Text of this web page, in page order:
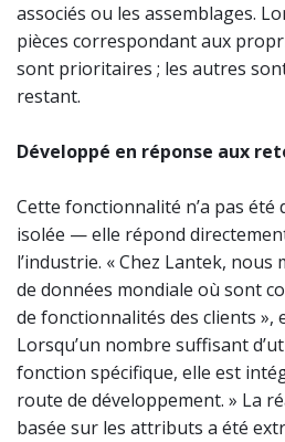
associés ou les assemblages.
pièces correspondant aux
sont prioritaires ; les autres sont
restant.
Développé en réponse aux
Cette fonctionnalité n’a pas été
isolée — elle répond
l’industrie. « Chez Lantek,
de données mondiale où sont
de fonctionnalités des clients »,
Lorsqu’un nombre suffisant
fonction spécifique, elle est
route de développement. » La
basée sur les attributs a été